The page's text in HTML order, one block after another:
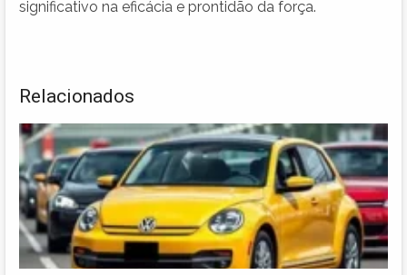
significativo na eficácia e prontidão da força.
Relacionados